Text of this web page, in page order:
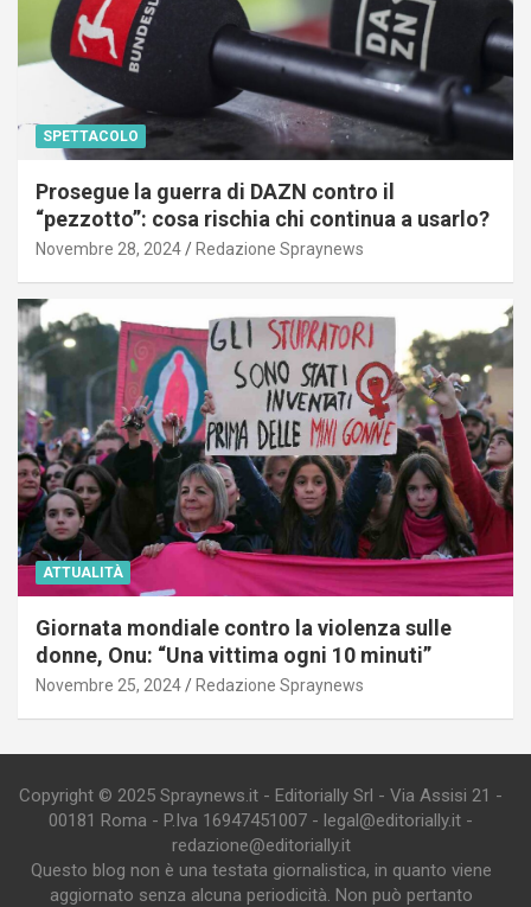
SPETTACOLO
Prosegue la guerra di DAZN contro il
“pezzotto”: cosa rischia chi continua a usarlo?
Novembre 28, 2024 Redazione Spraynews
ATTUALITÀ
Giornata mondiale contro la violenza sulle
donne, Onu: “Una vittima ogni 10 minuti”
Novembre 25, 2024 Redazione Spraynews
Copyright © 2025 Spraynews.it - Editorially Srl - Via Assisi 21 -
00181 Roma - P.Iva 16947451007 - legal@editorially.it -
redazione@editorially.it
Questo blog non è una testata giornalistica, in quanto viene
aggiornato senza alcuna periodicità. Non può pertanto